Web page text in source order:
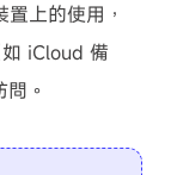
上的使用，
iCloud 備
。